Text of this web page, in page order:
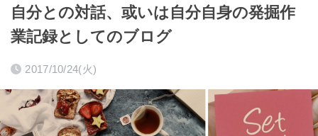
自分との対話、或いは自分自身の発掘作
業記録としてのブログ
2017/10/24(火)